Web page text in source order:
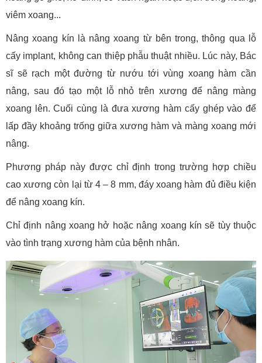
viêm xoang...
Nâng xoang kín là nâng xoang từ bên trong, thông qua lỗ
cấy implant, không can thiệp phẫu thuật nhiều. Lúc này, Bác
sĩ sẽ rạch một đường từ nướu tới vùng xoang hàm cần
nâng, sau đó tạo một lỗ nhỏ trên xương để nâng màng
xoang lên. Cuối cùng là đưa xương hàm cấy ghép vào để
lấp đầy khoảng trống giữa xương hàm và màng xoang mới
nâng.
Phương pháp này được chỉ định trong trường hợp chiều
cao xương còn lại từ 4 – 8 mm, đáy xoang hàm đủ điều kiện
để nâng xoang kín.
Chỉ định nâng xoang hở hoặc nâng xoang kín sẽ tùy thuộc
vào tình trạng xương hàm của bệnh nhân.